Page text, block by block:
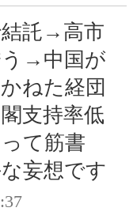
結託→高市
う→中国が
ねた経団
支持率低
て筋書
妄想です